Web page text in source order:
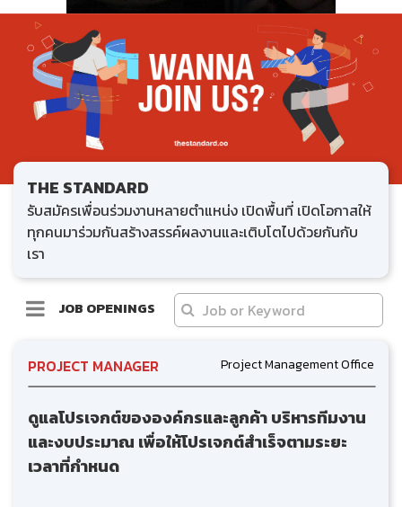
THE STANDARD
รับสมัครเพื่อนร่วมงานหลายตำแหน่ง เปิดพื้นที่ เปิดโอกาสให้
ทุกคนมาร่วมกันสร้างสรรค์ผลงานและเติบโตไปด้วยกันกับ
เรา
JOB OPENINGS
PROJECT MANAGER Project Management Office
ดูแลโปรเจกต์ขององค์กรและลูกค้า บริหารทีมงาน
และงบประมาณ เพื่อให้โปรเจกต์สำเร็จตามระยะ
เวลาที่กำหนด